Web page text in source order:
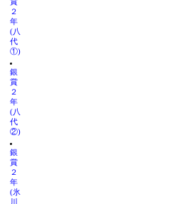
賞
２
年
(八
代
①)
銀
賞
２
年
(八
代
②)
銀
賞
２
年
(氷
川